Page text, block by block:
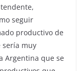
seguir
productivo de
sería muy
Argentina que se